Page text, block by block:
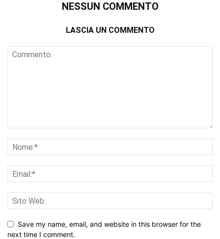
NESSUN COMMENTO
LASCIA UN COMMENTO
Save my name, email, and website in this browser for the
next time I comment.